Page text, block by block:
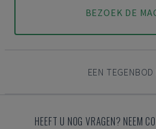
BEZOEK DE
EEN TEGENBOD
HEEFT U NOG VRAGEN? NEEM